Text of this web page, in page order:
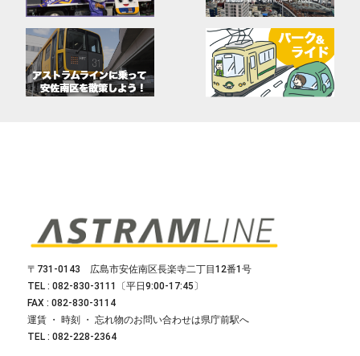
〒731-0143 広島市安佐南区長楽寺二丁目12番1号
TEL : 082-830-3111〔平日9:00-17:45〕
FAX : 082-830-3114
運賃 ・ 時刻 ・ 忘れ物のお問い合わせは県庁前駅へ
TEL : 082-228-2364